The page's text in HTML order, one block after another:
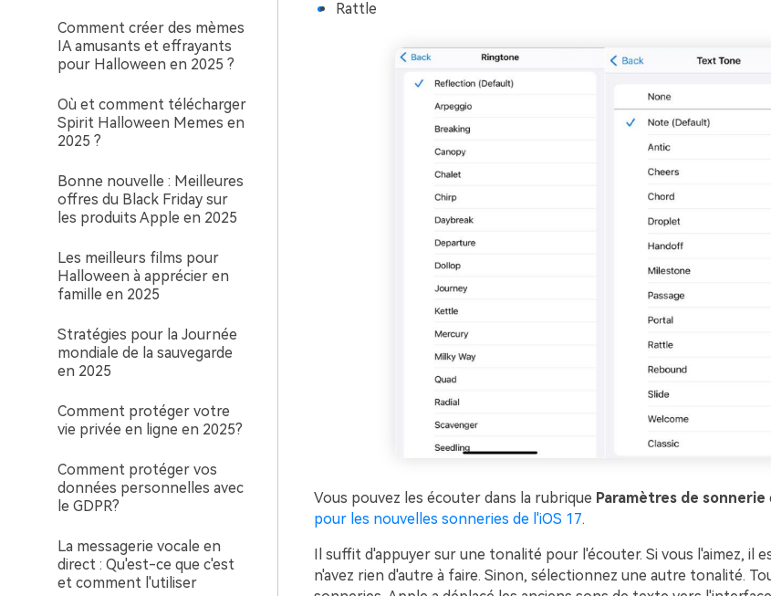
Comment créer des mèmes
IA amusants et effrayants
pour Halloween en 2025 ?
Où et comment télécharger
Spirit Halloween Memes en
2025 ?
Bonne nouvelle : Meilleures
offres du Black Friday sur
les produits Apple en 2025
Les meilleurs films pour
Halloween à apprécier en
famille en 2025
Stratégies pour la Journée
mondiale de la sauvegarde
en 2025
Comment protéger votre
vie privée en ligne en 2025?
Comment protéger vos
données personnelles avec
le GDPR?
La messagerie vocale en
direct : Qu'est-ce que c'est
et comment l'utiliser
Rattle
Vous pouvez les écouter dans la rubrique Paramètres de sonnerie
pour les nouvelles sonneries de l'iOS 17.
Il suffit d'appuyer sur une tonalité pour l'écouter. Si vous l'aimez, il
n'avez rien d'autre à faire. Sinon, sélectionnez une autre tonalité.